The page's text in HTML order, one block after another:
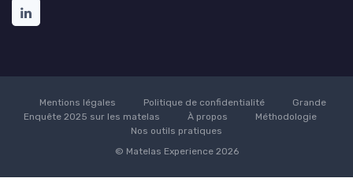
Mentions légales Politique de confidentialité
Grande
Enquête 2025 sur les matelas
À propos
Méthodologie
Nos outils pratiques
© Matelas Experience 2026